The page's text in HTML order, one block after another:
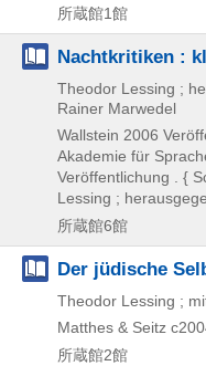
所蔵館1館
Nachtkritiken :
Theodor Lessing ;
Rainer Marwedel
Wallstein 2006
Akademie für
Veröffentlichung . {
Lessing ;
所蔵館6館
Der jüdische
Theodor Lessing ;
Matthes & Seitz
所蔵館2館